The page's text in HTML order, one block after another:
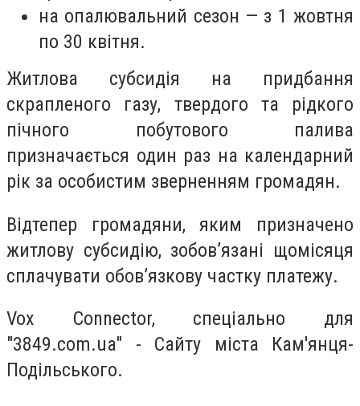
на опалювальний сезон — з 1 жовтня
по 30 квітня.
Житлова субсидія на придбання
скрапленого газу, твердого та рідкого
пічного побутового палива
призначається один раз на календарний
рік за особистим зверненням громадян.
Відтепер громадяни, яким призначено
житлову субсидію, зобов’язані щомісяця
сплачувати обов’язкову частку платежу.
Vox Connector, спеціально для
"3849.com.ua" - Сайту міста Кам'янця-
Подільського.